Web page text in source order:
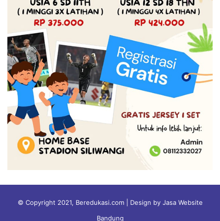
© Copyright 2021, Beredukasi.com | Design by Jasa Website
Bandung